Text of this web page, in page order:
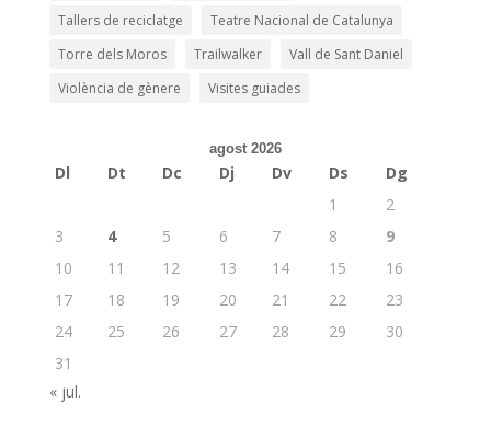
Tallers de reciclatge
Teatre Nacional de Catalunya
Torre dels Moros
Trailwalker
Vall de Sant Daniel
Violència de gènere
Visites guiades
agost 2026
Dl Dt Dc Dj Dv Ds
Dg
1
2
3
4 5 6 7 8
9
10
11 12 13 14 15
16
17
18 19 20 21 22
23
24
25 26 27 28 29
30
31
« jul.